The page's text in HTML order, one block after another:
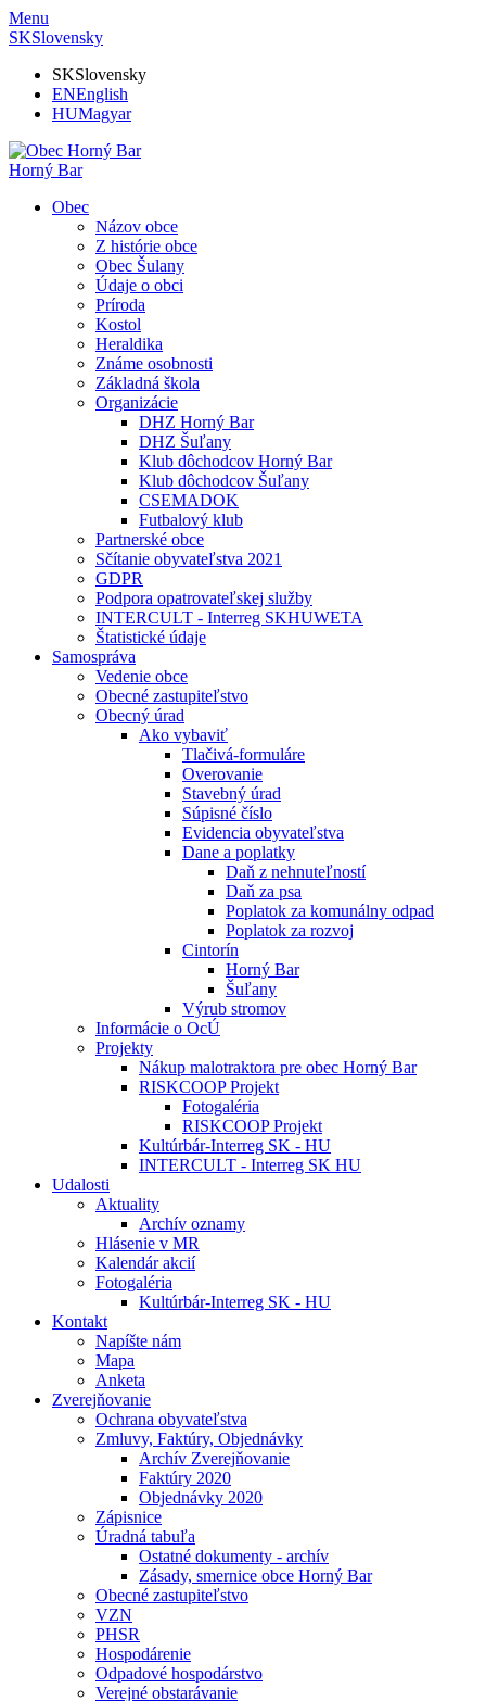
Menu
SKSlovensky
SKSlovensky
ENEnglish
HUMagyar
Horný Bar
Obec
Názov obce
Z histórie obce
Obec Šulany
Údaje o obci
Príroda
Kostol
Heraldika
Známe osobnosti
Základná škola
Organizácie
DHZ Horný Bar
DHZ Šuľany
Klub dôchodcov Horný Bar
Klub dôchodcov Šuľany
CSEMADOK
Futbalový klub
Partnerské obce
Sčítanie obyvateľstva 2021
GDPR
Podpora opatrovateľskej služby
INTERCULT - Interreg SKHUWETA
Štatistické údaje
Samospráva
Vedenie obce
Obecné zastupiteľstvo
Obecný úrad
Ako vybaviť
Tlačivá-formuláre
Overovanie
Stavebný úrad
Súpisné číslo
Evidencia obyvateľstva
Dane a poplatky
Daň z nehnuteľností
Daň za psa
Poplatok za komunálny odpad
Poplatok za rozvoj
Cintorín
Horný Bar
Šuľany
Výrub stromov
Informácie o OcÚ
Projekty
Nákup malotraktora pre obec Horný Bar
RISKCOOP Projekt
Fotogaléria
RISKCOOP Projekt
Kultúrbár-Interreg SK - HU
INTERCULT - Interreg SK HU
Udalosti
Aktuality
Archív oznamy
Hlásenie v MR
Kalendár akcií
Fotogaléria
Kultúrbár-Interreg SK - HU
Kontakt
Napíšte nám
Mapa
Anketa
Zverejňovanie
Ochrana obyvateľstva
Zmluvy, Faktúry, Objednávky
Archív Zverejňovanie
Faktúry 2020
Objednávky 2020
Zápisnice
Úradná tabuľa
Ostatné dokumenty - archív
Zásady, smernice obce Horný Bar
Obecné zastupiteľstvo
VZN
PHSR
Hospodárenie
Odpadové hospodárstvo
Verejné obstarávanie